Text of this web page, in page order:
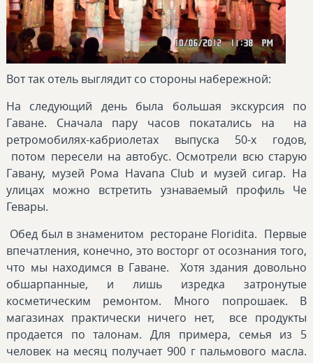
Вот так отель выглядит со стороны набережной:
На следующий день была большая экскурсия по
Гаване. Сначала пару часов покатались на на
ретромобилях-кабриолетах выпуска 50-х годов,
потом пересели на автобус. Осмотрели всю старую
Гавану, музей Рома Havana Club и музей сигар. На
улицах можно встретить узнаваемый профиль Че
Гевары.
Обед был в знаменитом ресторане Floridita. Первые
впечатления, конечно, это восторг от осознания того,
что мы находимся в Гаване. Хотя здания довольно
обшарпанные, и лишь изредка затронутые
косметическим ремонтом. Много попрошаек. В
магазинах практически ничего нет, все продукты
продается по талонам. Для примера, семья из 5
человек на месяц получает 900 г пальмового масла.